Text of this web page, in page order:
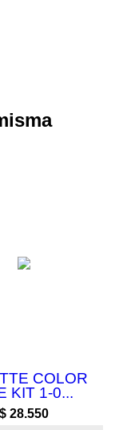
COLOR
KIT 1-0...
Precio
$ 28.550